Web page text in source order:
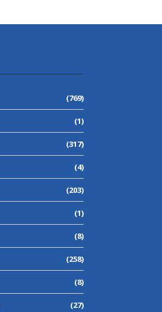
(769)
(1)
(317)
(4)
(203)
(1)
(8)
(258)
(8)
(27)